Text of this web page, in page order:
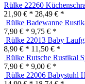
Rülke 22260
21,90 € * 28,49 € *
Badewanne Rustikal Holz
7,90 € *9,75 € *
Rülke 22013 Baby
8,90 € *11,50 € *
Rülke Rutsche Rustikal
7,90 € *9,00 € *